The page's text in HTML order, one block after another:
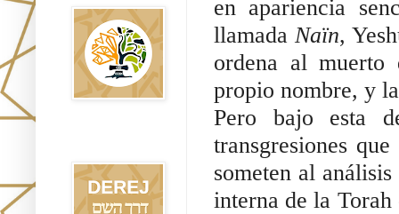
en apariencia
llamada Naïn,
ordena al muerto
propio nombre, y
Pero bajo esta
transgresiones
someten al
interna de la